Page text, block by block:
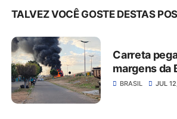
TALVEZ VOCÊ GOSTE DESTAS
Carreta
margens da
no Ceará
BRASIL JUL